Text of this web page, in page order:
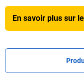
En savoir plus sur